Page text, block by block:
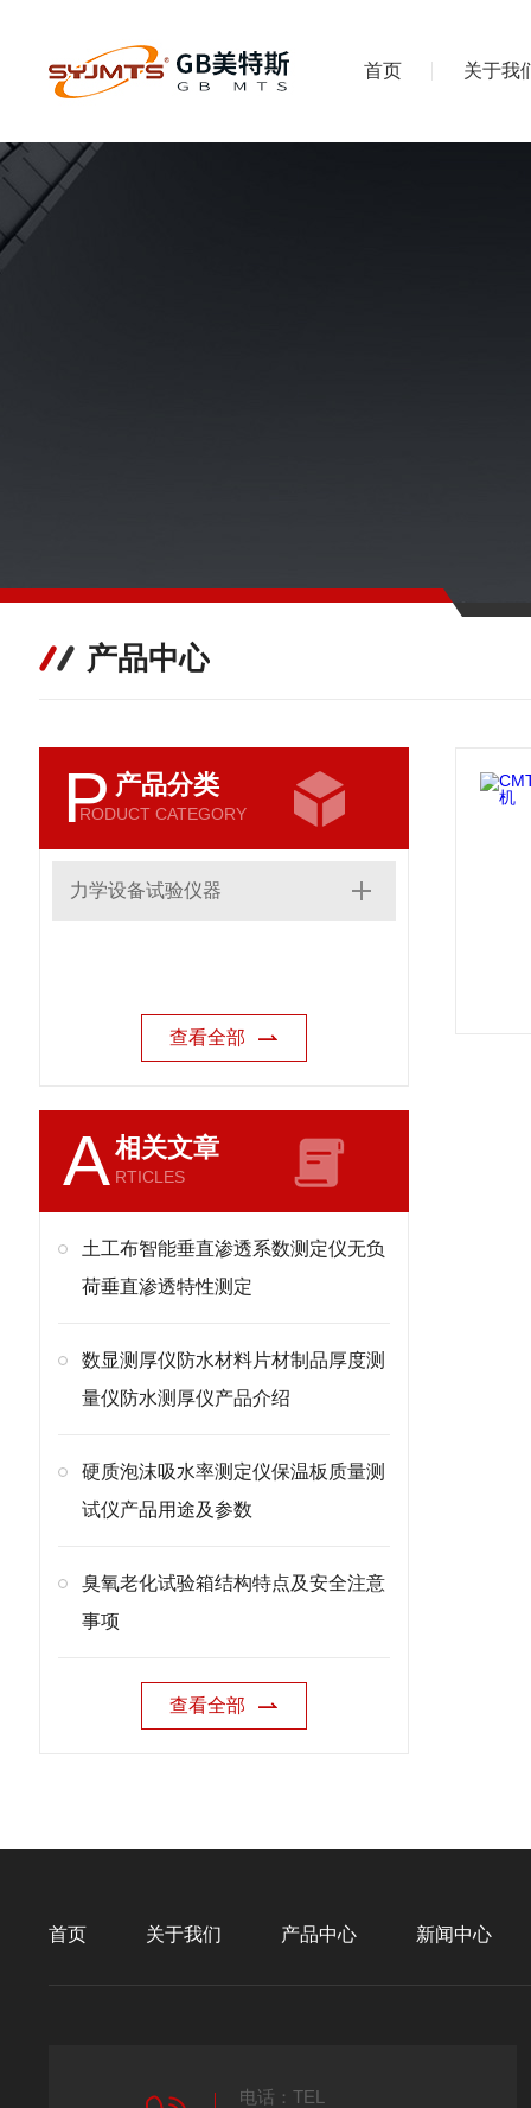
首页 关于我
产品中心
P 产品分类
RODUCT CATEGORY
力学设备试验仪器
查看全部
A相关文章
RTICLES
土工布智能垂直渗透系数测定仪无负
荷垂直渗透特性测定
数显测厚仪防水材料片材制品厚度测
量仪防水测厚仪产品介绍
硬质泡沫吸水率测定仪保温板质量测
试仪产品用途及参数
臭氧老化试验箱结构特点及安全注意
事项
查看全部
首页 关于我们 产品中心 新闻中心
电话：TEL